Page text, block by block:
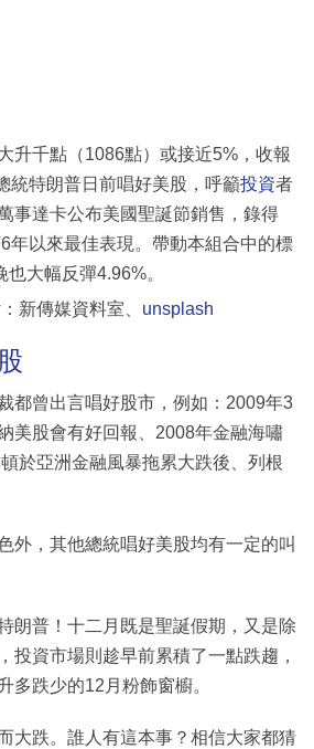
升千點（1086點）或接近5%，收報
統特朗普日前唱好美股，呼籲投資者
事達卡公布美國聖誕節銷售，錄得
年以來最佳表現。帶動本組合中的標
大幅反彈4.96%。
新傳媒資料室、 unsplash
都曾出言唱好股市，例如：2009年3
美股會有好回報、2008年金融海嘯
於亞洲金融風暴拖累大跌後、列根
外，其他總統唱好美股均有一定的叫
朗普！十二月既是聖誕假期，又是除
投資市場則趁早前累積了一點跌趨，
多跌少的12月粉飾窗櫥。
大跌。誰人有這本事？相信大家都猜